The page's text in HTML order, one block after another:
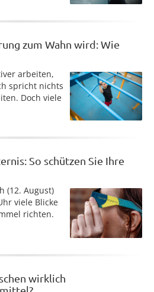
zum Wahn wird: Wie
arbeiten,
spricht nichts
Doch viele
So schützen Sie Ihre
(12. August)
viele Blicke
richten.
wirklich